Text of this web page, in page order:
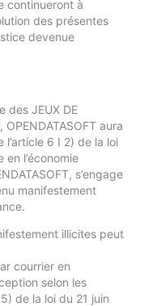
continueront à
des présentes
devenue
des JEUX DE
aura
l’article 6 I 2) de la loi
l’économie
s’engage
manifestement
illicites peut
courrier en
selon les
de la loi du 21 juin